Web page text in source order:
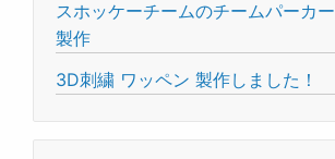
スホッケーチームのチームパーカー
製作
3D刺繍 ワッペン 製作しました！